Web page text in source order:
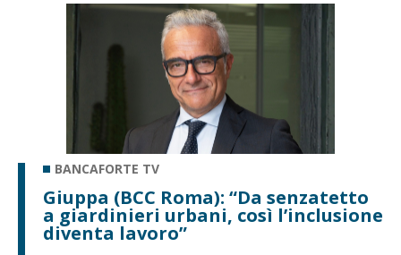
BANCAFORTE TV
Giuppa (BCC Roma): “Da senzatetto
a giardinieri urbani, così l’inclusione
diventa lavoro”